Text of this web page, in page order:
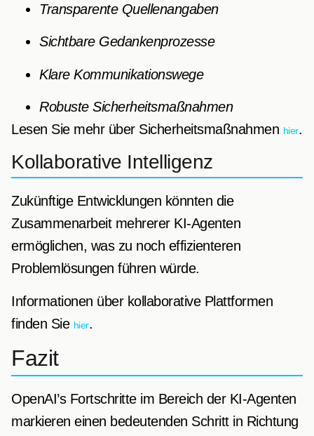
Transparente Quellenangaben
Sichtbare Gedankenprozesse
Klare Kommunikationswege
Robuste Sicherheitsmaßnahmen
Lesen Sie mehr über Sicherheitsmaßnahmen hier.
Kollaborative Intelligenz
Zukünftige Entwicklungen könnten die
Zusammenarbeit mehrerer KI-Agenten
ermöglichen, was zu noch effizienteren
Problemlösungen führen würde.
Informationen über kollaborative Plattformen
finden Sie hier.
Fazit
OpenAI’s Fortschritte im Bereich der KI-Agenten
markieren einen bedeutenden Schritt in Richtung